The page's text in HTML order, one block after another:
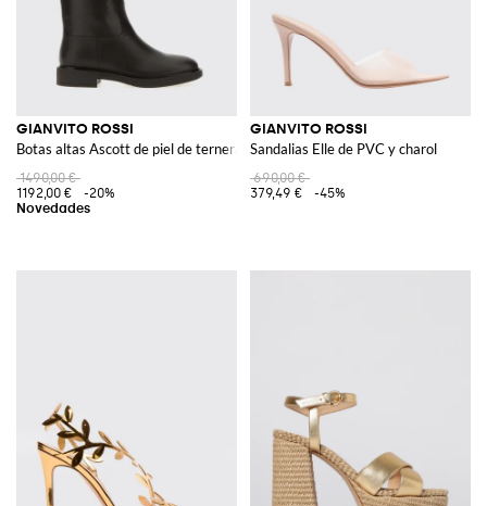
GIANVITO ROSSI
Botas altas Ascott de piel de ternera con tacón bajo
1490,00 €
1192,00 €
-20%
GIANVITO ROSSI
Sandalias Elle de PVC y charol
690,00 €
379,49 €
-45%